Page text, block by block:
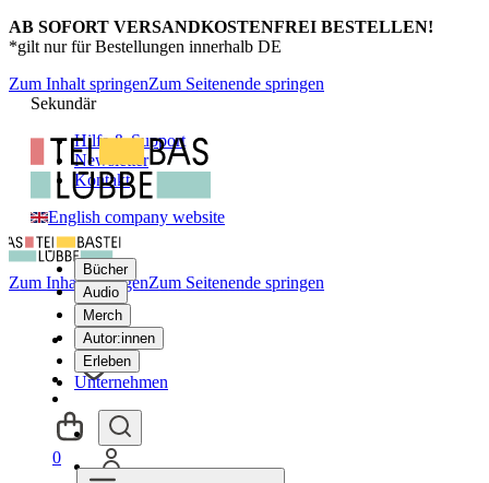
AB SOFORT VERSANDKOSTENFREI BESTELLEN!
*gilt nur für Bestellungen innerhalb DE
Zum Inhalt springenZum Seitenende springen
Sekundär
Hilfe & Support
Newsletter
Kontakt
English company website
Bücher
Audio
Merch
Autor:innen
Erleben
Unternehmen
Zum Inhalt springenZum Seitenende springen
0